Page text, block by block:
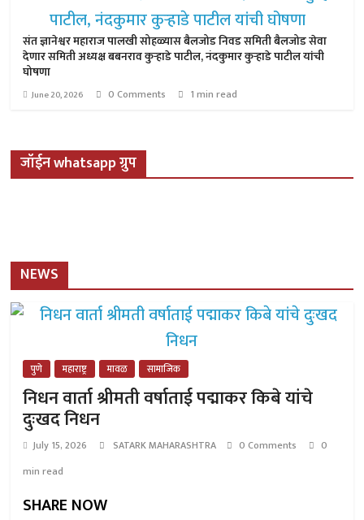
संत ज्ञानेश्वर महाराज पालखी सोहळ्यास बैलजोड निवड समिती बैलजोड सेवा
देणार समिती अध्यक्ष बबनराव कुऱ्हाडे पाटील, नंदकुमार कुऱ्हाडे पाटील यांची
घोषणा
June 20, 2026 0 Comments 1 min read
जॉईन whatsapp ग्रुप
NEWS
पुणे महाराष्ट्र मावळ सामाजिक
निधन वार्ता श्रीमती वर्षाताई पद्माकर किबे यांचे
दुःखद निधन
July 15, 2026 SATARK MAHARASHTRA 0 Comments
0
min read
SHARE NOW